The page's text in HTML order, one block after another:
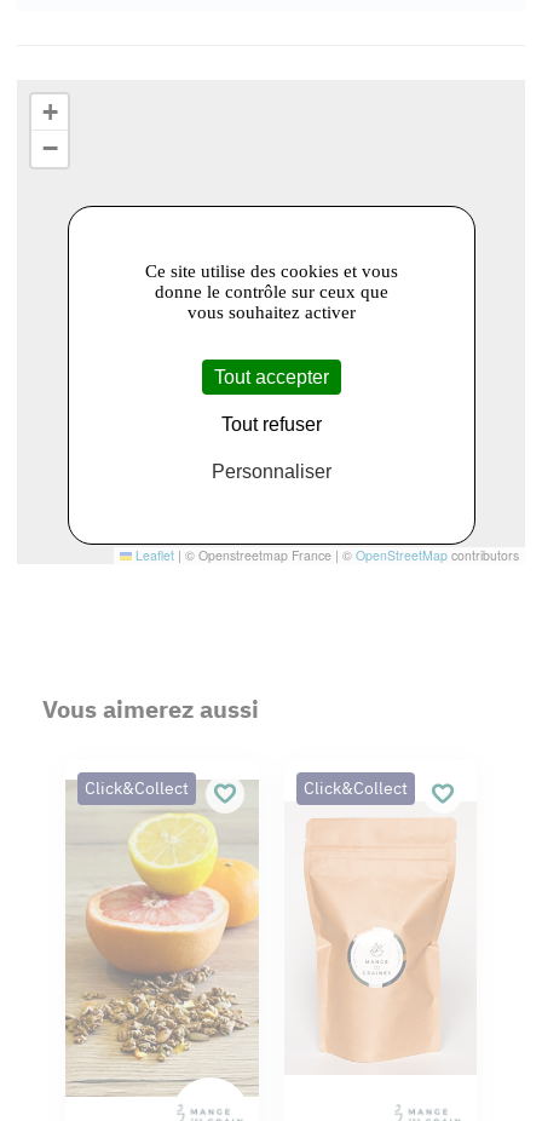
+
−
Leaflet | © Openstreetmap France | © OpenStreetMap contributors
Vous aimerez aussi
Click&Collect Click&Collect
Ce site utilise des cookies et vous
donne le contrôle sur ceux que
vous souhaitez activer
Tout accepter
Tout refuser
Personnaliser